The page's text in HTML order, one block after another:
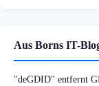
Aus Borns IT-
"deGDID" entfernt